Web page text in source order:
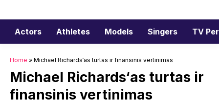
prie
turinioActors Athletes Models Singers TV
Home » Michael Richards‘as turtas ir finansinis vertinimas
Michael Richards‘as turtas ir
finansinis vertinimas